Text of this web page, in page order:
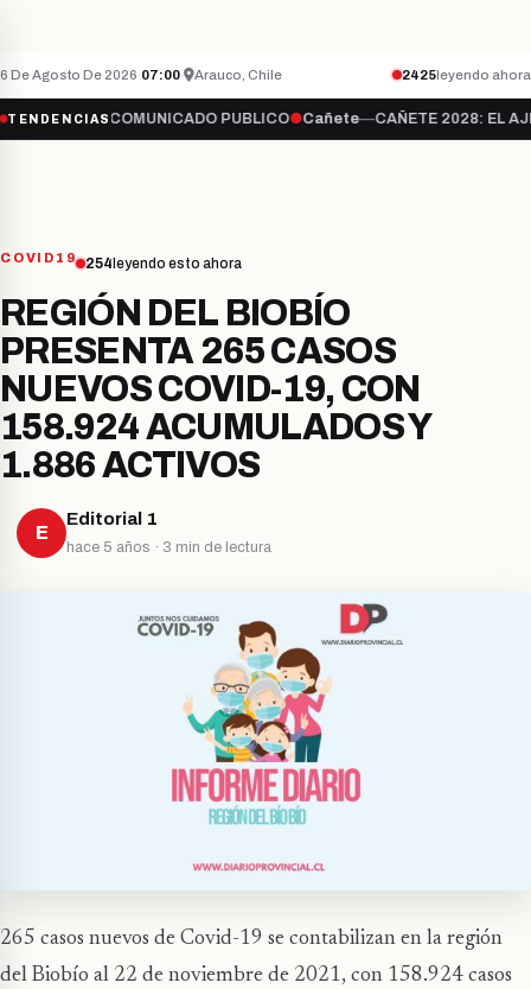
6 De Agosto De 2026·07:00· Arauco, Chile 2425leyendo ahora
TENDENCIAS
—COMUNICADO PUBLICO●Cañete—CAÑETE 2028: EL AJEDREZ
COVID19 254 leyendo esto ahora
REGIÓN DEL BIOBÍO
PRESENTA 265 CASOS
NUEVOS COVID-19, CON
158.924 ACUMULADOS Y
1.886 ACTIVOS
E
Editorial 1
hace 5 años · 3 min de lectura
265 casos nuevos de Covid-19 se contabilizan en la región
del Biobío al 22 de noviembre de 2021, con 158.924 casos